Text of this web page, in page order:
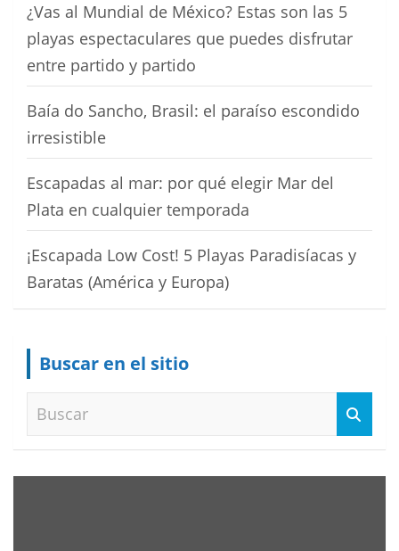
¿Vas al Mundial de México? Estas son las 5
playas espectaculares que puedes disfrutar
entre partido y partido
Baía do Sancho, Brasil: el paraíso escondido
irresistible
Escapadas al mar: por qué elegir Mar del
Plata en cualquier temporada
¡Escapada Low Cost! 5 Playas Paradisíacas y
Baratas (América y Europa)
Buscar en el sitio